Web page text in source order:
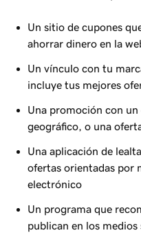
Un sitio de cupones
ahorrar dinero en la
Un vínculo con tu
incluye tus mejores
Una promoción con
geográfico, o una
Una aplicación de
ofertas orientadas por
electrónico
Un programa que
publican en los medios